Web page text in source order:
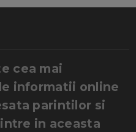
cea mai
informatii online
parintilor si
in aceasta